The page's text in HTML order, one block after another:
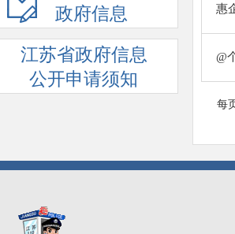
政府信息
江苏省政府信息
公开申请须知
惠
@
每